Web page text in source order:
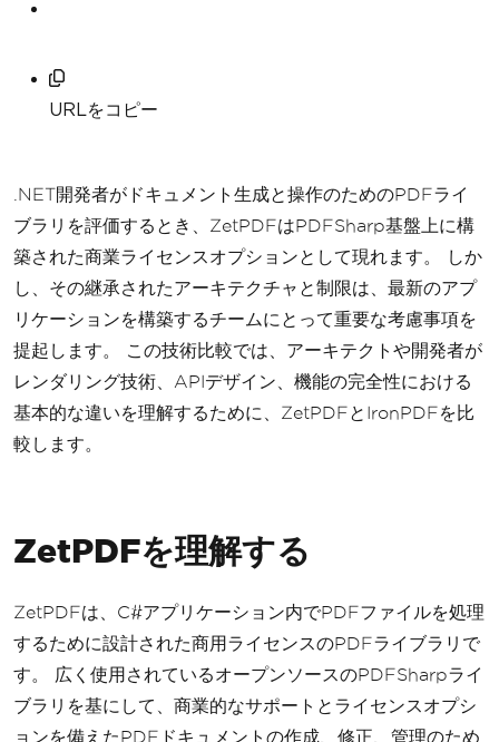
URLをコピー
.NET開発者がドキュメント生成と操作のためのPDFライ
ブラリを評価するとき、ZetPDFはPDFSharp基盤上に構
築された商業ライセンスオプションとして現れます。 しか
し、その継承されたアーキテクチャと制限は、最新のアプ
リケーションを構築するチームにとって重要な考慮事項を
提起します。 この技術比較では、アーキテクトや開発者が
レンダリング技術、APIデザイン、機能の完全性における
基本的な違いを理解するために、ZetPDFとIronPDFを比
較します。
ZetPDFを理解する
ZetPDFは、C#アプリケーション内でPDFファイルを処理
するために設計された商用ライセンスのPDFライブラリで
す。 広く使用されているオープンソースのPDFSharpライ
ブラリを基にして、商業的なサポートとライセンスオプシ
ョンを備えたPDFドキュメントの作成、修正、管理のため